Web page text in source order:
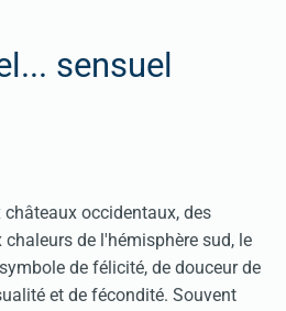
sensuel
occidentaux, des
de l'hémisphère sud, le
de félicité, de douceur de
et de fécondité. Souvent